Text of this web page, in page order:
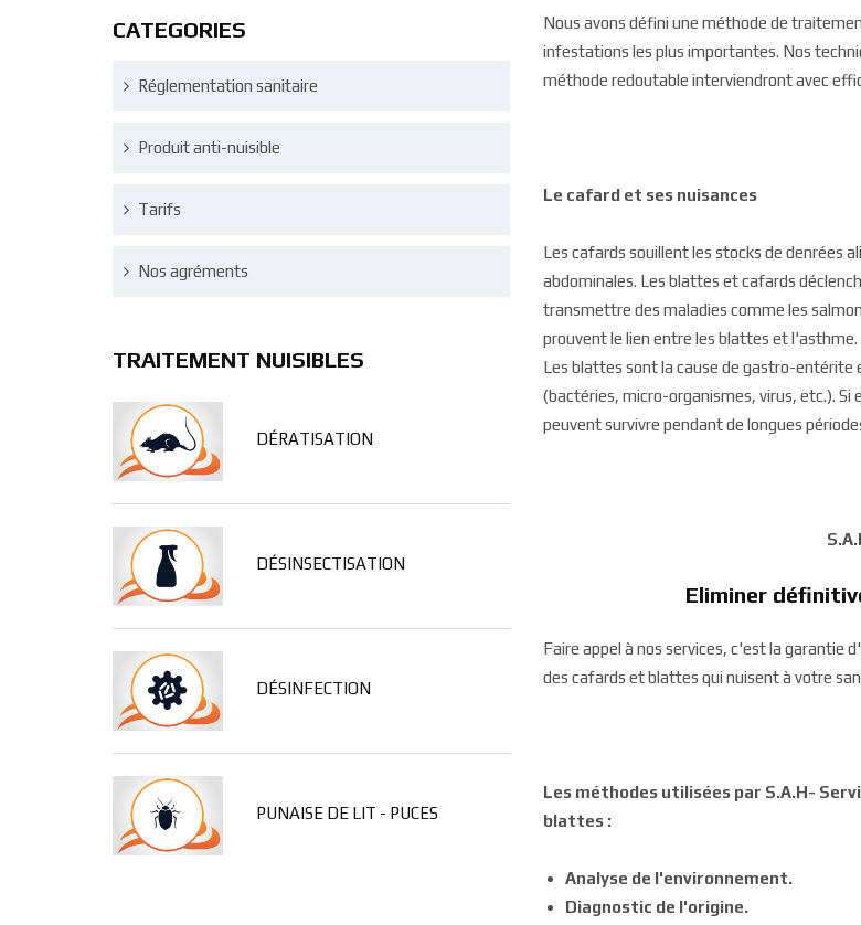
CATEGORIES
Réglementation sanitaire
Produit anti-nuisible
Tarifs
Nos agréments
TRAITEMENT NUISIBLES
DÉRATISATION
DÉSINSECTISATION
DÉSINFECTION
PUNAISE DE LIT - PUCES
Nous avons défini une méthode de
infestations les plus importantes. Nos
méthode redoutable interviendront avec
Le cafard et ses nuisances
Les cafards souillent les stocks de denrées
abdominales. Les blattes et cafards
transmettre des maladies comme les
prouvent le lien entre les blattes et l'asthme.
Les blattes sont la cause de gastro-entérite
(bactéries, micro-organismes, virus, etc.).
peuvent survivre pendant de longues
Eliminer
Faire appel à nos services, c'est la garantie
des cafards et blattes qui nuisent à votre
Les méthodes utilisées par S.A.H-
blattes :
Analyse de l'environnement.
Diagnostic de l'origine.